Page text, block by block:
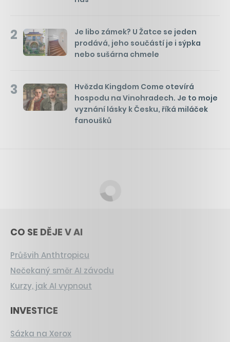
2
Je libo zámek? U Žatce se jeden
prodává, jeho součástí je i sýpka
nebo sušárna chmele
3
Hvězda Kingdom Come otevírá
hospodu na Vinohradech. Je to moje
vyznání lásky k Česku, říká miláček
fanoušků
CO SE DĚJE V AI
Průšvih Anthtropicu
Nečekaný směr AI závodu
Kurzy, jak AI vypnout
INVESTICE
Sázka na Xerox